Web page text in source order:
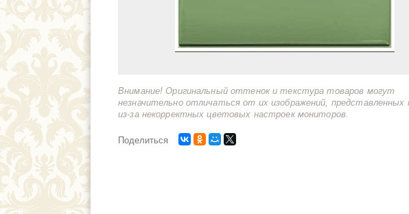
Внимание! Оригинальный оттенок и текстура товаров могут
незначительно отличаться от их изображений, представленных
из-за некорректных цветовых настроек мониторов.
Поделиться